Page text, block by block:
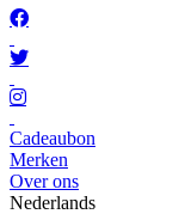
Cadeaubon
Merken
Over ons
Nederlands